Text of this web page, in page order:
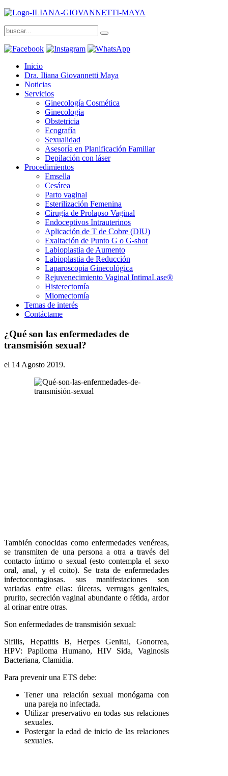
Inicio
Dra. Iliana Giovannetti Maya
Noticias
Servicios
Ginecología Cosmética
Ginecología
Obstetricia
Ecografía
Sexualidad
Asesoría en Planificación Familiar
Depilación con láser
Procedimientos
Emsella
Cesárea
Parto vaginal
Esterilización Femenina
Cirugía de Prolapso Vaginal
Endoceptivos Intrauterinos
Aplicación de T de Cobre (DIU)
Exaltación de Punto G o G-shot
Labioplastia de Aumento
Labioplastia de Reducción
Laparoscopia Ginecológica
Rejuvenecimiento Vaginal IntimaLase®
Histerectomía
Miomectomía
Temas de interés
Contáctame
¿Qué son las enfermedades de
transmisión sexual?
el 14 Agosto 2019.
También conocidas como enfermedades venéreas,
se transmiten de una persona a otra a través del
contacto íntimo o sexual (esto contempla el sexo
oral, anal, y el coito). Se trata de enfermedades
infectocontagiosas. sus manifestaciones son
variadas entre ellas: úlceras, verrugas genitales,
prurito, secreción vaginal abundante o fétida, ardor
al orinar entre otras.
Son enfermedades de transmisión sexual:
Sifilis, Hepatitis B, Herpes Genital, Gonorrea,
HPV: Papiloma Humano, HIV Sida, Vaginosis
Bacteriana, Clamidia.
Para prevenir una ETS debe:
Tener una relación sexual monógama con
una pareja no infectada.
Utilizar preservativo en todas sus relaciones
sexuales.
Postergar la edad de inicio de las relaciones
sexuales.